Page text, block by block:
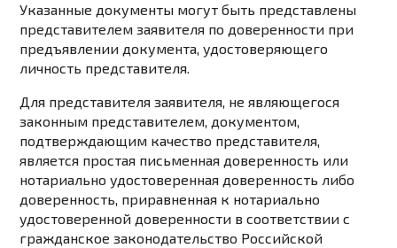
Указанные документы могут быть представлены
представителем заявителя по доверенности при
предъявлении документа, удостоверяющего
личность представителя.
Для представителя заявителя, не являющегося
законным представителем, документом,
подтверждающим качество представителя,
является простая письменная доверенность или
нотариально удостоверенная доверенность либо
доверенность, приравненная к нотариально
удостоверенной доверенности в соответствии с
гражданское законодательство Российской